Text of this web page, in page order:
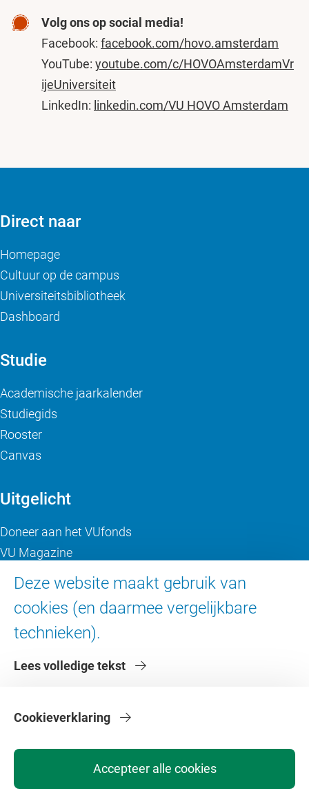
Volg ons op social media!
Facebook: facebook.com/hovo.amsterdam
YouTube: youtube.com/c/HOVOAmsterdamVr
ijeUniversiteit
LinkedIn: linkedin.com/VU HOVO Amsterdam
Deze website maakt gebruik van
cookies (en daarmee vergelijkbare
technieken).
Lees volledige tekst
Accepteer alle cookies
Cookieverklaring
Direct naar
Homepage
Cultuur op de campus
Universiteitsbibliotheek
Dashboard
Studie
Academische jaarkalender
Studiegids
Rooster
Canvas
Uitgelicht
Doneer aan het VUfonds
VU Magazine
Over de VU
Contact en route
Faculteiten